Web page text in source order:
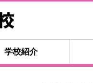
学校紹介